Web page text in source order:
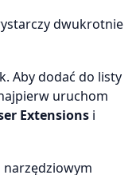
dwukrotnie
Aby dodać do listy
uruchom
Extensions i
narzędziowym